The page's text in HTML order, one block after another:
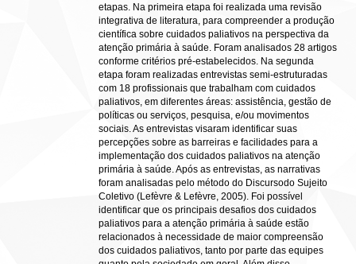
etapas. Na primeira etapa foi realizada uma revisão
integrativa de literatura, para compreender a produção
científica sobre cuidados paliativos na perspectiva da
atenção primária à saúde. Foram analisados 28 artigos
conforme critérios pré-estabelecidos. Na segunda
etapa foram realizadas entrevistas semi-estruturadas
com 18 profissionais que trabalham com cuidados
paliativos, em diferentes áreas: assistência, gestão de
políticas ou serviços, pesquisa, e/ou movimentos
sociais. As entrevistas visaram identificar suas
percepções sobre as barreiras e facilidades para a
implementação dos cuidados paliativos na atenção
primária à saúde. Após as entrevistas, as narrativas
foram analisadas pelo método do Discursodo Sujeito
Coletivo (Lefèvre & Lefèvre, 2005). Foi possível
identificar que os principais desafios dos cuidados
paliativos para a atenção primária à saúde estão
relacionados à necessidade de maior compreensão
dos cuidados paliativos, tanto por parte das equipes